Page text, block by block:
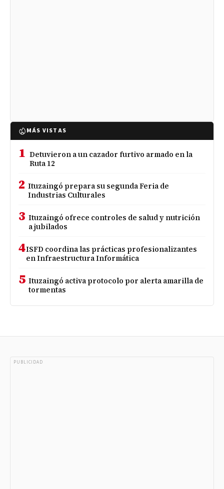
MÁS VISTAS
1 Detuvieron a un cazador furtivo armado en la
Ruta 12
2 Ituzaingó prepara su segunda Feria de
Industrias Culturales
3 Ituzaingó ofrece controles de salud y nutrición
a jubilados
4ISFD coordina las prácticas profesionalizantes
en Infraestructura Informática
5 Ituzaingó activa protocolo por alerta amarilla de
tormentas
PUBLICIDAD